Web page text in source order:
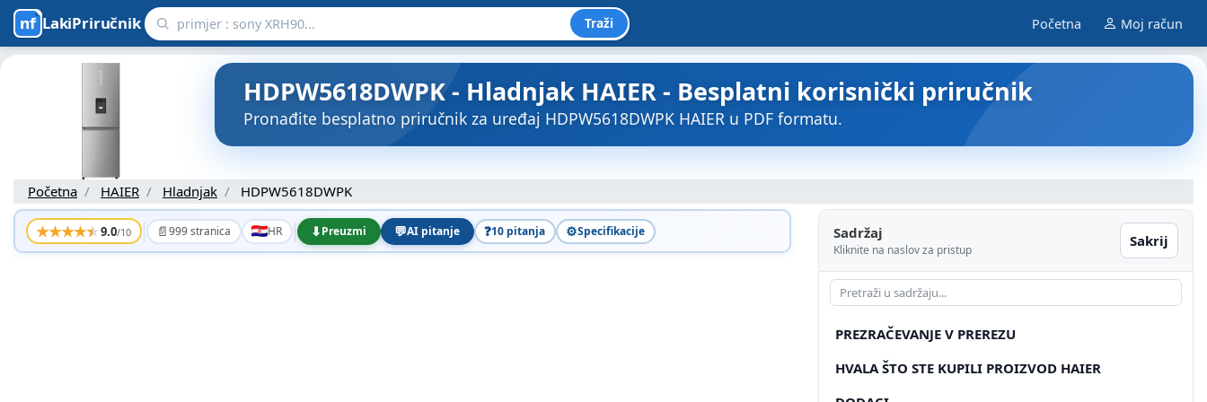
LakiPriručnik Traži Početna Moj račun
HDPW5618DWPK - Hladnjak HAIER - Besplatni korisnički priručnik
Pronađite besplatno priručnik za uređaj HDPW5618DWPK HAIER u PDF formatu.
Početna HAIER Hladnjak HDPW5618DWPK
★★★★★9.0/10 📄999 stranica HR ⬇Preuzmi 💬AI pitanje ❓10 pitanja ⚙️Specifikacije Sadržaj
Kliknite na naslov za pristup
Sakrij
PREZRAČEVANJE V PREREZU
HVALA ŠTO STE KUPILI PROIZVOD HAIER